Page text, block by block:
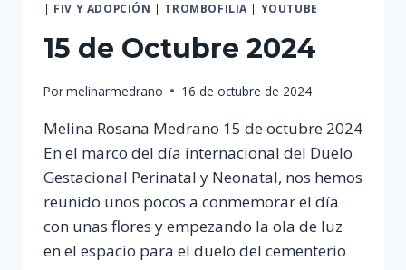
| FIV Y ADOPCIÓN | TROMBOFILIA | YOUTUBE
15 de Octubre 2024
Pormelinarmedrano 16 de octubre de 2024
Melina Rosana Medrano 15 de octubre 2024
En el marco del día internacional del Duelo
Gestacional Perinatal y Neonatal, nos hemos
reunido unos pocos a conmemorar el día
con unas flores y empezando la ola de luz
en el espacio para el duelo del cementerio